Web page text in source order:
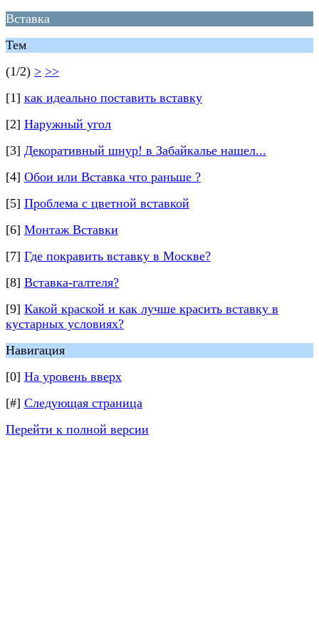
Вставка
Тем
(1/2) > >>
[1] как идеально поставить вставку
[2] Наружный угол
[3] Декоративный шнур! в Забайкалье нашел...
[4] Обои или Вставка что раньше ?
[5] Проблема с цветной вставкой
[6] Монтаж Вставки
[7] Где покравить вставку в Москве?
[8] Вставка-галтеля?
[9] Какой краской и как лучше красить вставку в
кустарных условиях?
Навигация
[0] На уровень вверх
[#] Следующая страница
Перейти к полной версии